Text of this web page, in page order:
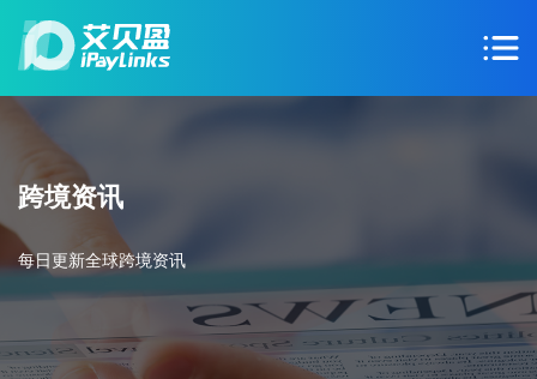
跨境资讯
每日更新全球跨境资讯